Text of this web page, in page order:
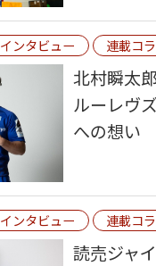
インタビュー 連載コ
北村瞬太
ルーレヴ
への想い
インタビュー 連載コ
読売ジャ